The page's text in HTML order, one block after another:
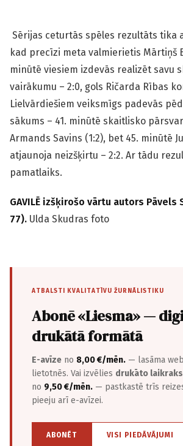
Sērijas ceturtās spēles rezultāts tika
kad precīzi meta valmierietis Mārtiņš
minūtē viesiem izdevās realizēt savu
vairākumu – 2:0, gols Ričarda Rības
Lielvārdiešiem veiksmīgs padevās
sākums – 41. minūtē skaitlisko
Armands Savins (1:2), bet 45. minūtē
atjaunoja neizšķirtu – 2:2. Ar tādu
pamatlaiks.
GAVILĒ izšķirošo vārtu autors Pāvels
77). Ulda Skudras foto
ATBALSTI KVALITATĪVU ŽURNĀLISTIKU
Abonē «Liesma» —
drukātā formātā
E-avīze no 8,00 €/mēn. — lasāma
lietotnēs. Vai izvēlies drukāto
no 9,50 €/mēn. — pastkastē trīs
pieeju arī e-avīzei.
ABONĒT VISI PIEDĀVĀJUMI